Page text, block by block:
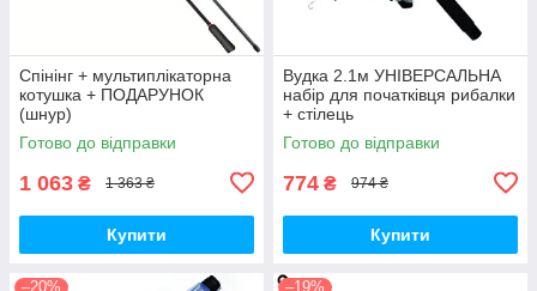
Спінінг + мультиплікаторна
котушка + ПОДАРУНОК
(шнур)
Готово до відправки
1 063 ₴ 1 363 ₴
Купити
Вудка 2.1м УНІВЕРСАЛЬНА
набір для початківця рибалки
+ стілець
Готово до відправки
774 ₴ 974 ₴
Купити
–20% –19%